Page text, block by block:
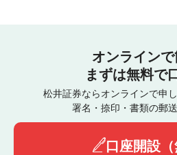
オンラインで
まずは無料で
松井証券ならオンラインで申
署名・捺印・書類の郵
口座開設（